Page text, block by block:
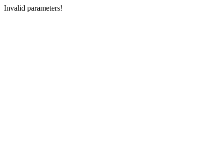
Invalid parameters!